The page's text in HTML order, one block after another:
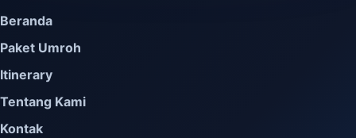
Beranda
Paket Umroh
Itinerary
Tentang Kami
Kontak